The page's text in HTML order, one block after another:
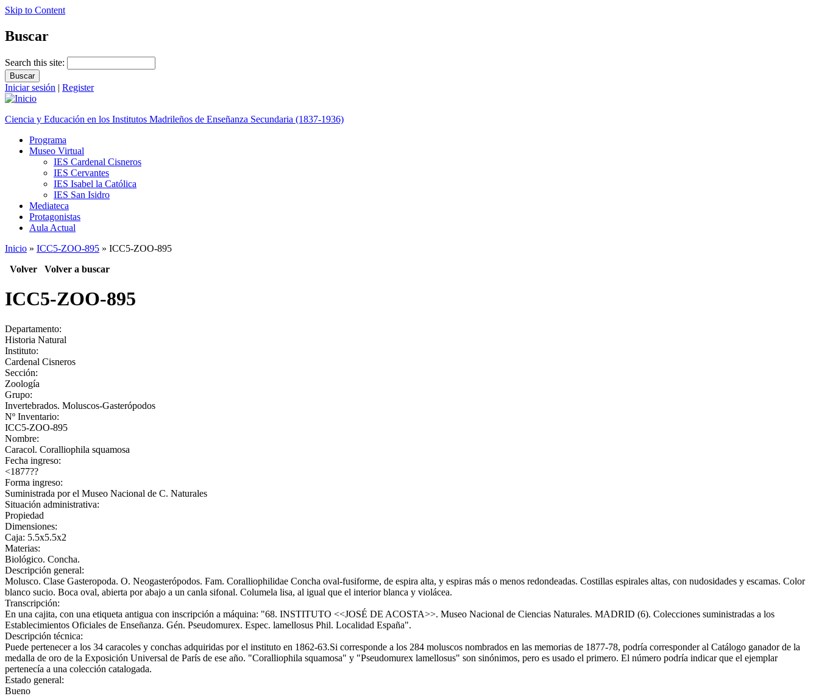
Skip to Content
Buscar
Search this site:
Iniciar sesión | Register
Ciencia y Educación en los Institutos Madrileños de Enseñanza Secundaria (1837-1936)
Programa
Museo Virtual
IES Cardenal Cisneros
IES Cervantes
IES Isabel la Católica
IES San Isidro
Mediateca
Protagonistas
Aula Actual
Inicio » ICC5-ZOO-895 » ICC5-ZOO-895
Volver Volver a buscar
ICC5-ZOO-895
Departamento:
Historia Natural
Instituto:
Cardenal Cisneros
Sección:
Zoología
Grupo:
Invertebrados. Moluscos-Gasterópodos
Nº Inventario:
ICC5-ZOO-895
Nombre:
Caracol. Coralliophila squamosa
Fecha ingreso:
<1877??
Forma ingreso:
Suministrada por el Museo Nacional de C. Naturales
Situación administrativa:
Propiedad
Dimensiones:
Caja: 5.5x5.5x2
Materias:
Biológico. Concha.
Descripción general:
Molusco. Clase Gasteropoda. O. Neogasterópodos. Fam. Coralliophilidae Concha oval-fusiforme, de espira alta, y espiras más o menos redondeadas. Costillas espirales altas, con nudosidades y escamas. Color
blanco sucio. Boca oval, abierta por abajo a un canla sifonal. Columela lisa, al igual que el interior blanca y violácea.
Transcripción:
En una cajita, con una etiqueta antigua con inscripción a máquina: "68. INSTITUTO <<JOSÉ DE ACOSTA>>. Museo Nacional de Ciencias Naturales. MADRID (6). Colecciones suministradas a los
Establecimientos Oficiales de Enseñanza. Gén. Pseudomurex. Espec. lamellosus Phil. Localidad España".
Descripción técnica:
Puede pertenecer a los 34 caracoles y conchas adquiridas por el instituto en 1862-63.Si corresponde a los 284 moluscos nombrados en las memorias de 1877-78, podría corresponder al Catálogo ganador de la
medalla de oro de la Exposición Universal de París de ese año. "Coralliophila squamosa" y "Pseudomurex lamellosus" son sinónimos, pero es usado el primero. El número podría indicar que el ejemplar
pertenecía a una colección catalogada.
Estado general:
Bueno